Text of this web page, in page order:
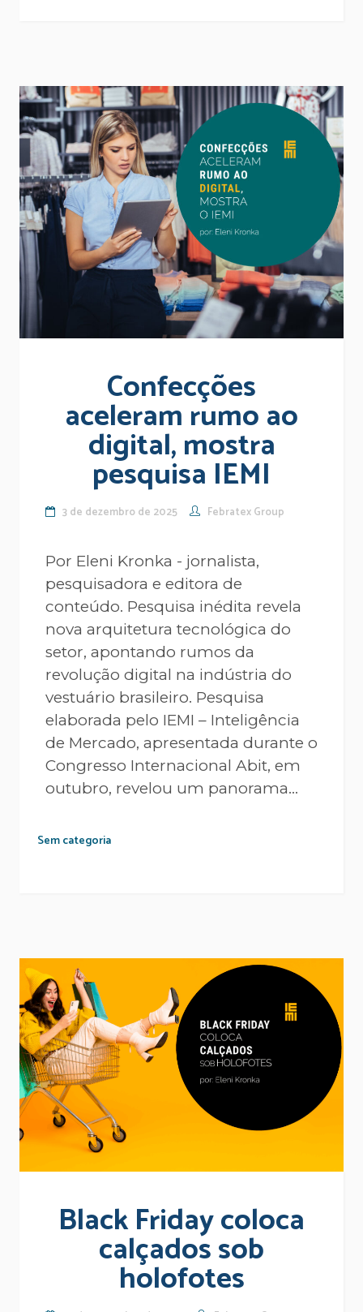
Confecções
aceleram rumo ao
digital, mostra
pesquisa IEMI
3 de dezembro de 2025 Febratex Group
Por Eleni Kronka - jornalista,
pesquisadora e editora de
conteúdo. Pesquisa inédita revela
nova arquitetura tecnológica do
setor, apontando rumos da
revolução digital na indústria do
vestuário brasileiro. Pesquisa
elaborada pelo IEMI – Inteligência
de Mercado, apresentada durante o
Congresso Internacional Abit, em
outubro, revelou um panorama...
Sem categoria
Black Friday coloca
calçados sob
holofotes